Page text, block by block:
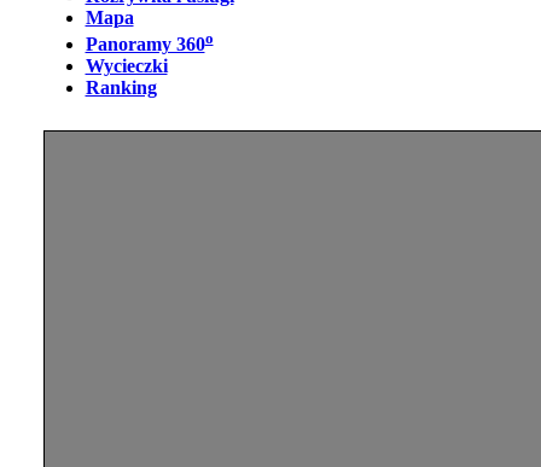
Mapa
Panoramy 360o
Wycieczki
Ranking